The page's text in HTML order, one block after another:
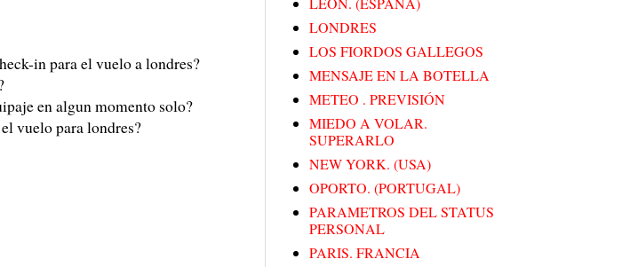
in para el vuelo a londres?
en algun momento solo?
vuelo para londres?
LONDRES
LOS FIORDOS GALLEGOS
MENSAJE EN LA BOTELLA
METEO . PREVISIÓN
MIEDO A VOLAR.
SUPERARLO
NEW YORK. (USA)
OPORTO. (PORTUGAL)
PARAMETROS DEL STATUS
PERSONAL
PARIS. FRANCIA